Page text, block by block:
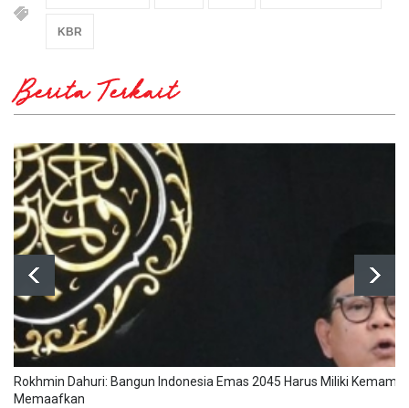
KBR
Berita Terkait
Rokhmin Dahuri: Bangun Indonesia Emas 2045 Harus Miliki
Memaafkan